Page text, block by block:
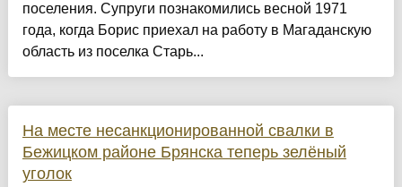
поселения. Супруги познакомились весной 1971
года, когда Борис приехал на работу в Магаданскую
область из поселка Старь...
На месте несанкционированной свалки в
Бежицком районе Брянска теперь зелёный
уголок